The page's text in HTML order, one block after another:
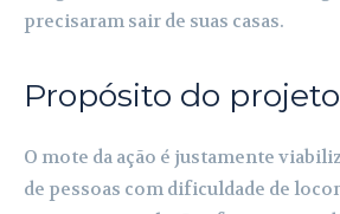
precisaram sair de suas casas.
Propósito do
O mote da ação é justamente
de pessoas com dificuldade de